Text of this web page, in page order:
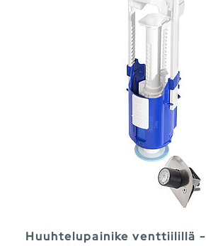
Huuhtelupainike venttiilillä -